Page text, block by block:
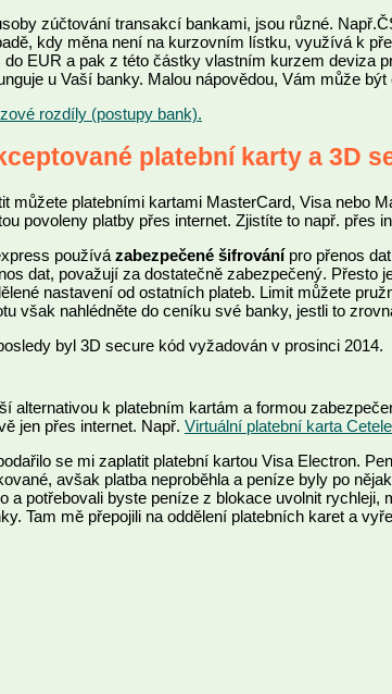
zúčtování transakcí bankami, jsou různé.
kdy měna není na kurzovním lístku, využívá k
do EUR a pak z této částky vlastním kurzem deviza
u Vaší banky. Malou nápovědou, Vám může
rozdíly (postupy bank).
platební karty a 3D
můžete platebními kartami MasterCard, Visa nebo
povoleny platby přes internet. Zjistíte to např. přes
používá zabezpečené šifrovánípro přenos
dat, považují za dostatečně zabezpečený. Přesto
nastavení od ostatních plateb. Limit můžete
však nahlédněte do ceníku své banky, jestli to
byl 3D secure kód vyžadován v prosinci 2014.
alternativou k platebním kartám a formou
jen přes internet. Např. Virtuální platební karta
se mi zaplatit platební kartou Visa Electron.
avšak platba neproběhla a peníze byly po
a potřebovali byste peníze z blokace uvolnit
Tam mě přepojili na oddělení platebních karet a